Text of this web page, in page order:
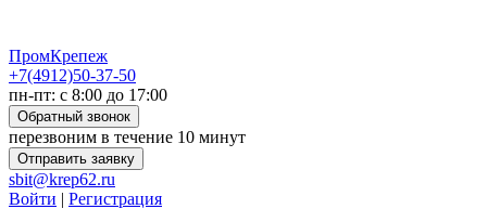
ПромКрепеж
+7(4912)50-37-50
пн-пт: с 8:00 до 17:00
Обратный звонок
перезвоним в течение 10 минут
Отправить заявку
sbit@krep62.ru
Войти | Регистрация